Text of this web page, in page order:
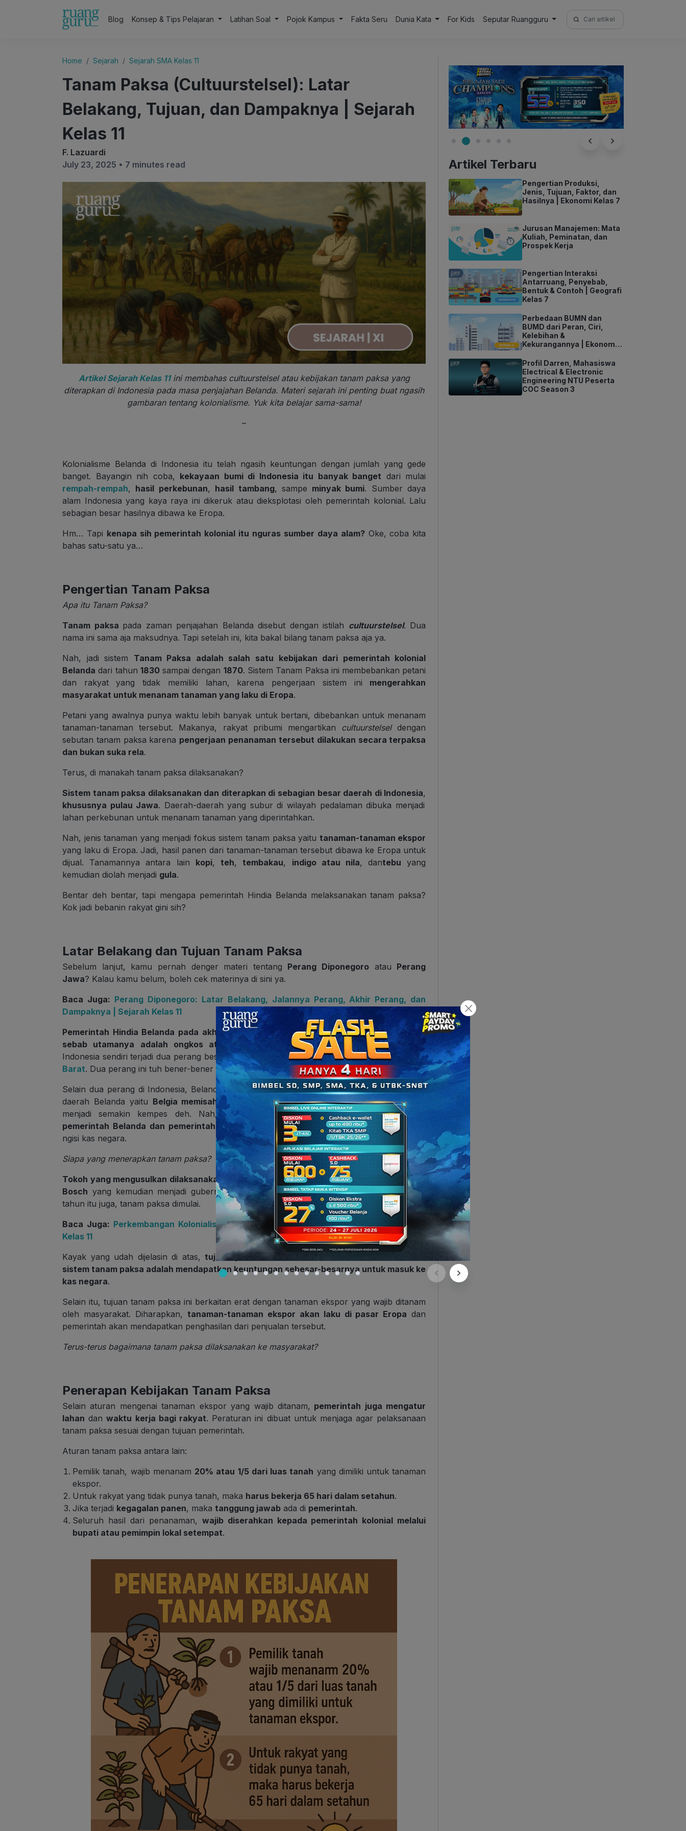
Blog Konsep & Tips Pelajaran Latihan Soal Pojok Kampus Fakta Seru Dunia Kata For Kids Seputar Ruangguru
Search
for:
Home Sejarah Sejarah SMA Kelas 11
Tanam Paksa (Cultuurstelsel): Latar
Belakang, Tujuan, dan Dampaknya | Sejarah
Kelas 11
F. Lazuardi
July 23, 2025 • 7 minutes read
Artikel Sejarah Kelas 11ini membahas cultuurstelsel atau kebijakan tanam paksa yang
diterapkan di Indonesia pada masa penjajahan Belanda. Materi sejarah ini penting buat ngasih
gambaran tentang kolonialisme. Yuk kita belajar sama-sama!
–
Kolonialisme Belanda di Indonesia itu telah ngasih keuntungan dengan jumlah yang gede
banget. Bayangin nih coba, kekayaan bumi di Indonesia itu banyak banget dari mulai
rempah-rempah, hasil perkebunan, hasil tambang, sampe minyak bumi. Sumber daya
alam Indonesia yang kaya raya ini dikeruk atau dieksplotasi oleh pemerintah kolonial. Lalu
sebagian besar hasilnya dibawa ke Eropa.
Hm… Tapi kenapa sih pemerintah kolonial itu nguras sumber daya alam?Oke, coba kita
bahas satu-satu ya…
Pengertian Tanam Paksa
Apa itu Tanam Paksa?
Tanam paksa pada zaman penjajahan Belanda disebut dengan istilah cultuurstelsel. Dua
nama ini sama aja maksudnya. Tapi setelah ini, kita bakal bilang tanam paksa aja ya.
Nah, jadi sistem Tanam Paksa adalah salah satu kebijakan dari pemerintah kolonial
Belanda dari tahun 1830 sampai dengan 1870. Sistem Tanam Paksa ini membebankan petani
dan rakyat yang tidak memiliki lahan, karena pengerjaan sistem ini mengerahkan
masyarakat untuk menanam tanaman yang laku di Eropa.
Petani yang awalnya punya waktu lebih banyak untuk bertani, dibebankan untuk menanam
tanaman-tanaman tersebut. Makanya, rakyat pribumi mengartikan cultuurstelsel dengan
sebutan tanam paksa karena pengerjaan penanaman tersebut dilakukan secara terpaksa
dan bukan suka rela.
Terus, di manakah tanam paksa dilaksanakan?
Sistem tanam paksa dilaksanakan dan diterapkan di sebagian besar daerah di Indonesia,
khususnya pulau Jawa. Daerah-daerah yang subur di wilayah pedalaman dibuka menjadi
lahan perkebunan untuk menanam tanaman yang diperintahkan.
Nah, jenis tanaman yang menjadi fokus sistem tanam paksa yaitu tanaman-tanaman ekspor
yang laku di Eropa. Jadi, hasil panen dari tanaman-tanaman tersebut dibawa ke Eropa untuk
dijual. Tanamannya antara lain kopi, teh, tembakau, indigo atau nila, dantebu
yang
kemudian diolah menjadi gula.
Bentar deh bentar, tapi mengapa pemerintah Hindia Belanda melaksanakan tanam paksa?
Kok jadi bebanin rakyat gini sih?
Latar Belakang dan Tujuan Tanam Paksa
Sebelum lanjut, kamu pernah denger materi tentang Perang Diponegoro atau Perang
Jawa? Kalau kamu belum, boleh cek materinya di sini ya.
Baca Juga: Perang Diponegoro: Latar Belakang, Jalannya Perang, Akhir Perang, dan
Dampaknya | Sejarah Kelas 11
Pemerintah Hindia Belanda pada akhir tahun 1829 mulai terkuras uangnya. Salah satu
sebab utamanya adalah ongkos atau biaya perang
yang membengkak. Di wilayah
Indonesia sendiri terjadi dua perang besar, yaituPerang JawadanPerang Padri di Sumatra
Barat. Dua perang ini tuh bener-bener buat pusing Belanda.
Selain dua perang di Indonesia, Belanda juga menghadapi krisis dalam negrinya. Salah satu
daerah Belanda yaitu Belgia memisahkan diri dari Belanda. Alhasil, kas negara Belanda
menjadi semakin kempes deh. Nah, untuk segera memulihkan kondisi kas negara,
pemerintah Belanda dan pemerintah kolonial ngeluarin kebijakan tanam paksaini buat
ngisi kas negara.
Siapa yang menerapkan tanam paksa?
Tokoh yang mengusulkan dilaksanakannya sistem tanam paksa adalah Johanes van den
Bosch yang kemudian menjadi gubernur jenderal Hindia Belanda pada tahun 1830. Pada
tahun itu juga, tanam paksa dimulai.
Baca Juga: Perkembangan Kolonialisme dan Imperialisme Eropa di Indonesia | Sejarah
Kelas 11
Kayak yang udah dijelasin di atas, tujuan pemerintahan kolonial belanda melaksanakan
sistem tanam paksa adalah mendapatkan keuntungan sebesar-besarnya untuk masuk ke
kas negara.
Selain itu, tujuan tanam paksa ini berkaitan erat dengan tanaman ekspor yang wajib ditanam
oleh masyarakat. Diharapkan, tanaman-tanaman ekspor akan laku di pasar Eropa dan
pemerintah akan mendapatkan penghasilan dari penjualan tersebut.
Terus-terus bagaimana tanam paksa dilaksanakan ke masyarakat?
Penerapan Kebijakan Tanam Paksa
Selain aturan mengenai tanaman ekspor yang wajib ditanam, pemerintah juga mengatur
lahan danwaktu kerja bagi rakyat. Peraturan ini dibuat untuk menjaga agar pelaksanaan
tanam paksa sesuai dengan tujuan pemerintah.
Aturan tanam paksa antara lain:
Pemilik tanah, wajib menanam 20% atau 1/5 dari luas tanah yang dimiliki untuk tanaman
ekspor.
Untuk rakyat yang tidak punya tanah, maka harus bekerja 65 hari dalam setahun.
Jika terjadi kegagalan panen, maka tanggung jawab ada di pemerintah.
Seluruh hasil dari penanaman, wajib diserahkan kepada pemerintah kolonial melalui
bupati atau pemimpin lokal setempat.
Artikel Terbaru
Pengertian Produksi,
Jenis, Tujuan, Faktor, dan
Hasilnya | Ekonomi Kelas 7
Jurusan Manajemen: Mata
Kuliah, Peminatan, dan
Prospek Kerja
Pengertian Interaksi
Antarruang, Penyebab,
Bentuk & Contoh | Geografi
Kelas 7
Perbedaan BUMN dan
BUMD dari Peran, Ciri,
Kelebihan &
Kekurangannya | Ekonomi
Profil Darren, Mahasiswa
Electrical & Electronic
Engineering NTU Peserta
COC Season 3